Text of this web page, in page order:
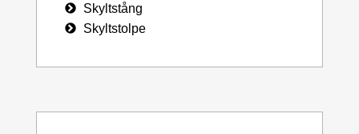
Skyltstång
Skyltstolpe